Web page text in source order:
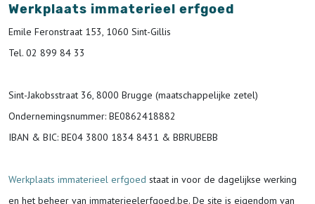
Werkplaats immaterieel erfgoed
Emile Feronstraat 153, 1060 Sint-Gillis
Tel. 02 899 84 33
Sint-Jakobsstraat 36, 8000 Brugge (maatschappelijke zetel)
Ondernemingsnummer: BE0862418882
IBAN & BIC: BE04 3800 1834 8431 & BBRUBEBB
Werkplaats immaterieel erfgoed staat in voor de dagelijkse werking
en het beheer van immaterieelerfgoed.be. De site is eigendom van